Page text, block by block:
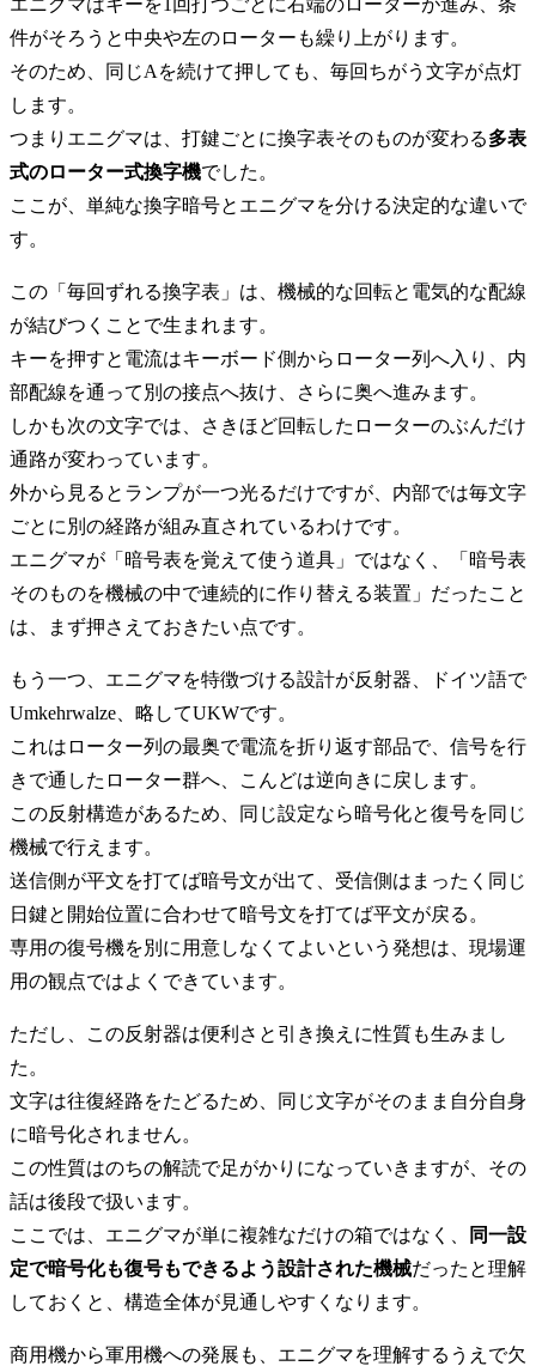
件がそろうと中央や左のローターも繰り上がります。
そのため、同じAを続けて押しても、毎回ちがう文字が点灯
します。
つまりエニグマは、打鍵ごとに換字表そのものが変わる多表
式のローター式換字機でした。
ここが、単純な換字暗号とエニグマを分ける決定的な違いで
す。
この「毎回ずれる換字表」は、機械的な回転と電気的な配線
が結びつくことで生まれます。
キーを押すと電流はキーボード側からローター列へ入り、内
部配線を通って別の接点へ抜け、さらに奥へ進みます。
しかも次の文字では、さきほど回転したローターのぶんだけ
通路が変わっています。
外から見るとランプが一つ光るだけですが、内部では毎文字
ごとに別の経路が組み直されているわけです。
エニグマが「暗号表を覚えて使う道具」ではなく、「暗号表
そのものを機械の中で連続的に作り替える装置」だったこと
は、まず押さえておきたい点です。
もう一つ、エニグマを特徴づける設計が反射器、ドイツ語で
Umkehrwalze、略してUKWです。
これはローター列の最奥で電流を折り返す部品で、信号を行
きで通したローター群へ、こんどは逆向きに戻します。
この反射構造があるため、同じ設定なら暗号化と復号を同じ
機械で行えます。
送信側が平文を打てば暗号文が出て、受信側はまったく同じ
日鍵と開始位置に合わせて暗号文を打てば平文が戻る。
専用の復号機を別に用意しなくてよいという発想は、現場運
用の観点ではよくできています。
ただし、この反射器は便利さと引き換えに性質も生みまし
た。
文字は往復経路をたどるため、同じ文字がそのまま自分自身
に暗号化されません。
この性質はのちの解読で足がかりになっていきますが、その
話は後段で扱います。
ここでは、エニグマが単に複雑なだけの箱ではなく、
同一設
定で暗号化も復号もできるよう設計された機械だったと理解
しておくと、構造全体が見通しやすくなります。
商用機から軍用機への発展も、エニグマを理解するうえで欠